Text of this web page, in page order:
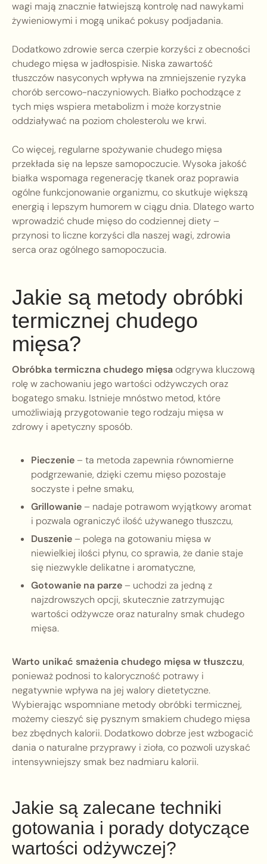
wagi mają znacznie łatwiejszą kontrolę nad nawykami
żywieniowymi i mogą unikać pokusy podjadania.
Dodatkowo zdrowie serca czerpie korzyści z obecności
chudego mięsa w jadłospisie. Niska zawartość
tłuszczów nasyconych wpływa na zmniejszenie ryzyka
chorób sercowo-naczyniowych. Białko pochodzące z
tych mięs wspiera metabolizm i może korzystnie
oddziaływać na poziom cholesterolu we krwi.
Co więcej, regularne spożywanie chudego mięsa
przekłada się na lepsze samopoczucie. Wysoka jakość
białka wspomaga regenerację tkanek oraz poprawia
ogólne funkcjonowanie organizmu, co skutkuje większą
energią i lepszym humorem w ciągu dnia. Dlatego warto
wprowadzić chude mięso do codziennej diety –
przynosi to liczne korzyści dla naszej wagi, zdrowia
serca oraz ogólnego samopoczucia.
Jakie są metody obróbki
termicznej chudego
mięsa?
Obróbka termiczna chudego mięsaodgrywa kluczową
rolę w zachowaniu jego wartości odżywczych oraz
bogatego smaku. Istnieje mnóstwo metod, które
umożliwiają przygotowanie tego rodzaju mięsa w
zdrowy i apetyczny sposób.
Pieczenie– ta metoda zapewnia równomierne
podgrzewanie, dzięki czemu mięso pozostaje
soczyste i pełne smaku,
Grillowanie– nadaje potrawom wyjątkowy aromat
i pozwala ograniczyć ilość używanego tłuszczu,
Duszenie– polega na gotowaniu mięsa w
niewielkiej ilości płynu, co sprawia, że danie staje
się niezwykle delikatne i aromatyczne,
Gotowanie na parze– uchodzi za jedną z
najzdrowszych opcji, skutecznie zatrzymując
wartości odżywcze oraz naturalny smak chudego
mięsa.
Warto unikać smażenia chudego mięsa w tłuszczu,
ponieważ podnosi to kaloryczność potrawy i
negatywnie wpływa na jej walory dietetyczne.
Wybierając wspomniane metody obróbki termicznej,
możemy cieszyć się pysznym smakiem chudego mięsa
bez zbędnych kalorii. Dodatkowo dobrze jest wzbogacić
dania o naturalne przyprawy i zioła, co pozwoli uzyskać
intensywniejszy smak bez nadmiaru kalorii.
Jakie są zalecane techniki
gotowania i porady dotyczące
wartości odżywczej?